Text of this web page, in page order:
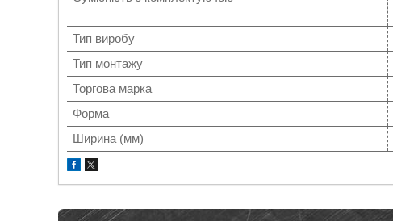
Тип виробу
Тип монтажу
Торгова марка
Форма
Ширина (мм)